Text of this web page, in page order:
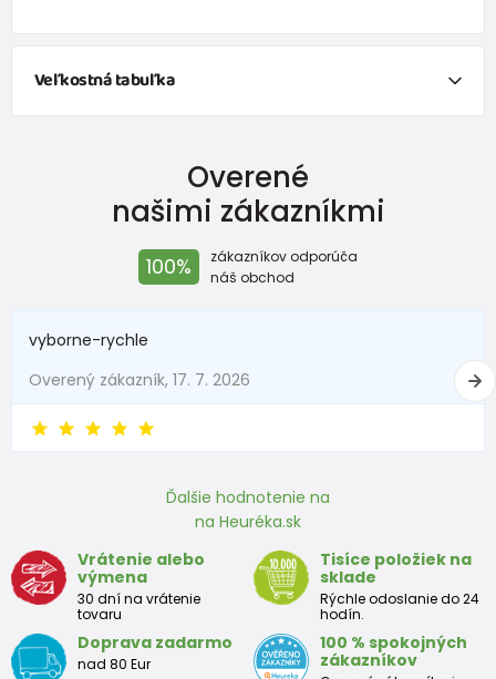
Veľkostná tabuľka
Výška (cm)
New Baby do 50 do 3,4
Do 1 mesiaca do 56 do 4,5
6 - 9 mesiace 68 -74 8 - 9,5
9 - 12 mesiace 74-80 9,5 - 11
Približná tabuľka veľkosti batoľaťa
Veľkosť
Výška
(cm)
Prsia
(cm)
Pás
(cm)
(cm)
12
mesiacov
68 - 80 47 52
Overené
našimi zákazníkmi
100%
zákazníkov odporúča
náš obchod
vyborne-rychle
Overený zákazník, 17. 7. 2026
Ďalšie hodnotenie na
na Heuréka.sk
Vrátenie alebo
výmena
30 dní na vrátenie
tovaru
Tisíce položiek na
sklade
Rýchle odoslanie do 24
hodín.
Doprava zadarmo
nad 80 Eur
100 % spokojných
zákazníkov